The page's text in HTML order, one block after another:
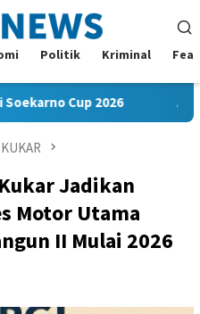
Politik Kriminal
Cup 2026 Andi Satya
Jadikan
Motor Utama
II Mulai 2026